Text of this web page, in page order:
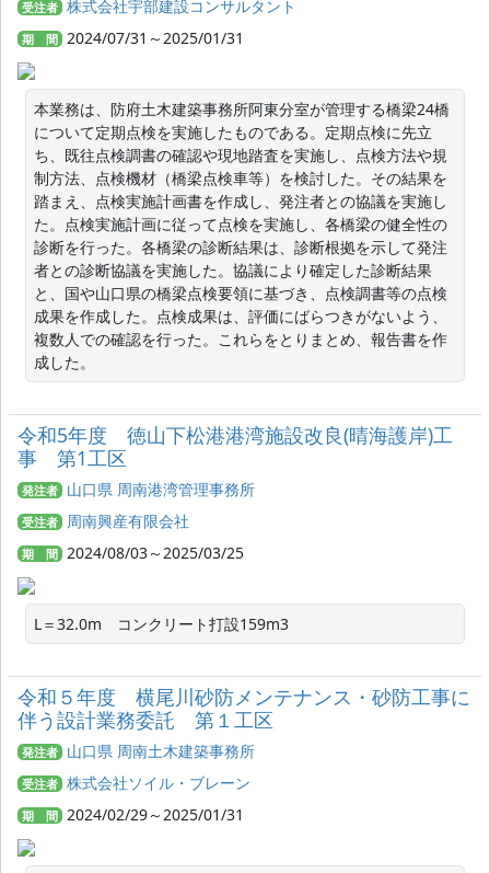
受注者 株式会社宇部建設コンサルタント
期 間 2024/07/31～2025/01/31
本業務は、防府土木建築事務所阿東分室が管理する橋梁24橋
について定期点検を実施したものである。定期点検に先立
ち、既往点検調書の確認や現地踏査を実施し、点検方法や規
制方法、点検機材（橋梁点検車等）を検討した。その結果を
踏まえ、点検実施計画書を作成し、発注者との協議を実施し
た。点検実施計画に従って点検を実施し、各橋梁の健全性の
診断を行った。各橋梁の診断結果は、診断根拠を示して発注
者との診断協議を実施した。協議により確定した診断結果
と、国や山口県の橋梁点検要領に基づき、点検調書等の点検
成果を作成した。点検成果は、評価にばらつきがないよう、
複数人での確認を行った。これらをとりまとめ、報告書を作
成した。
令和5年度 徳山下松港港湾施設改良(晴海護岸)工
事 第1工区
発注者 山口県 周南港湾管理事務所
受注者 周南興産有限会社
期 間 2024/08/03～2025/03/25
L＝32.0m　コンクリート打設159m3
令和５年度 横尾川砂防メンテナンス・砂防工事に
伴う設計業務委託 第１工区
発注者 山口県 周南土木建築事務所
受注者 株式会社ソイル・ブレーン
期 間 2024/02/29～2025/01/31